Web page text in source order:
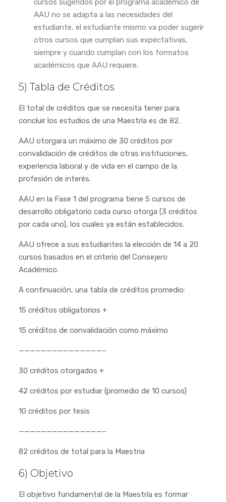
cursos sugeridos por el programa académico de
AAU no se adapta a las necesidades del
estudiante, el estudiante mismo va poder sugerir
otros cursos que cumplan sus expectativas,
siempre y cuando cumplan con los formatos
académicos que AAU requiere.
5) Tabla de Créditos
El total de créditos que se necesita tener para
concluir los estudios de una Maestría es de 82.
AAU otorgara un máximo de 30 créditos por
convalidación de créditos de otras instituciones,
experiencia laboral y de vida en el campo de la
profesión de interés.
AAU en la Fase 1 del programa tiene 5 cursos de
desarrollo obligatorio cada curso otorga (3 créditos
por cada uno), los cuales ya están establecidos.
AAU ofrece a sus estudiantes la elección de 14 a 20
cursos basados en el criterio del Consejero
Académico.
A continuación, una tabla de créditos promedio:
15 créditos obligatorios +
15 créditos de convalidación como máximo
———————————————–
30 créditos otorgados +
42 créditos por estudiar (promedio de 10 cursos)
10 créditos por tesis
———————————————–
82 créditos de total para la Maestria
6) Objetivo
El objetivo fundamental de la Maestría es formar